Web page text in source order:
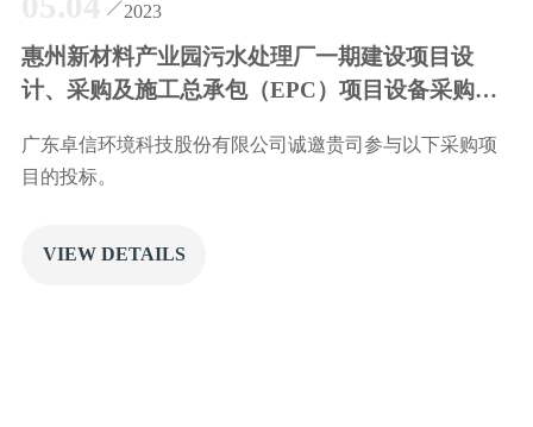
2023
惠州新材料产业园污水处理厂一期建设项目设
计、采购及施工总承包（EPC）项目设备采购
广东卓信环境科技股份有限公司诚邀贵司参与以下采购项
目的投标。
VIEW DETAILS